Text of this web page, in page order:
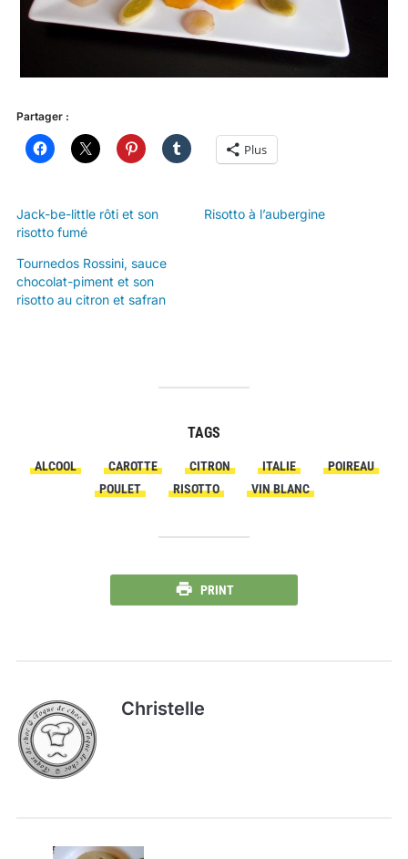
Partager :
Plus
Jack-be-little rôti et son
risotto fumé
Risotto à l’aubergine
Tournedos Rossini, sauce
chocolat-piment et son
risotto au citron et safran
TAGS
ALCOOL CAROTTE CITRON ITALIE
POIREAU
POULET
RISOTTO VIN BLANC
PRINT
Christelle